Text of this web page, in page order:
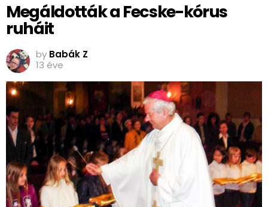
Megáldották a Fecske-kórus
ruháit
by Babák Z
13 éve